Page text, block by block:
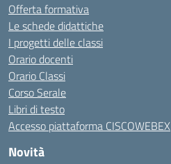
Offerta formativa
Le schede didattiche
I progetti delle classi
Orario docenti
Orario Classi
Corso Serale
Libri di testo
Accesso piattaforma CISCOWEBEX
Novità